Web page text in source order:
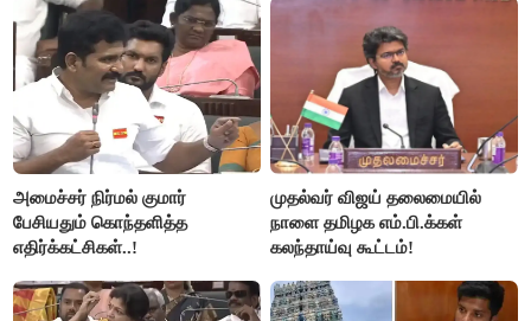
அமைச்சர் நிர்மல் குமார்
பேசியதும் கொந்தளித்த
எதிர்க்கட்சிகள்..!
முதல்வர் விஜய் தலைமையில்
நாளை தமிழக எம்.பி.க்கள்
கலந்தாய்வு கூட்டம்!